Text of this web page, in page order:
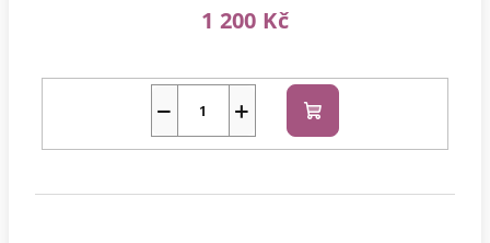
1 200 Kč
+
− Do
košíku